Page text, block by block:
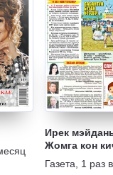
Ирек
Жомга кон
(на
Газета
1 раз